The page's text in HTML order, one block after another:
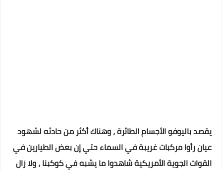
يقصد باليوفو الأجسام الطائرة ، وهناك أكثر من حادثه لشهود
عيان رأوا مركبات غريبة في السماء حتي إن بعض الطيارين في
القوات الجوية الأمريكية شاهدوا ما يشبه في كوكبنا ، ولا زال